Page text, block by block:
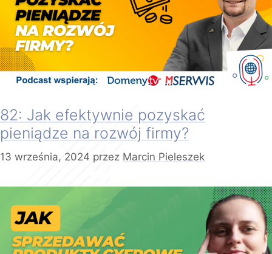
82: Jak efektywnie pozyskać
pieniądze na rozwój firmy?
13 września, 2024 przez Marcin Pieleszek